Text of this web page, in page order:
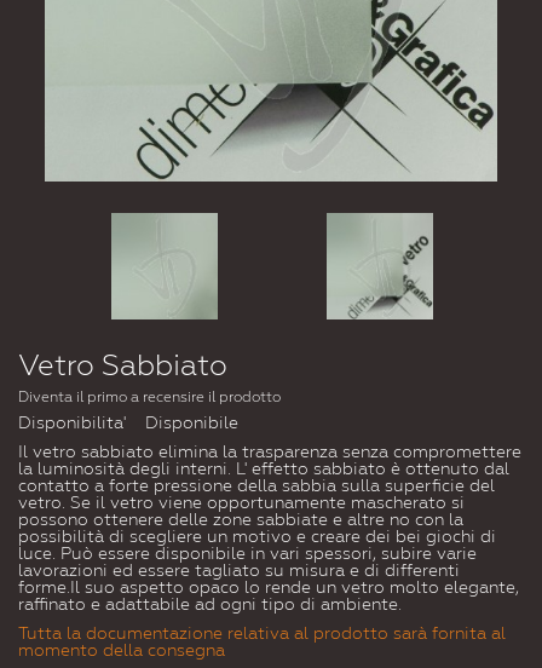
Vetro Sabbiato
Diventa il primo a recensire il prodotto
Disponibilita'
Disponibile
Il vetro sabbiato elimina la trasparenza senza compromettere
la luminosità degli interni. L' effetto sabbiato è ottenuto dal
contatto a forte pressione della sabbia sulla superficie del
vetro. Se il vetro viene opportunamente mascherato si
possono ottenere delle zone sabbiate e altre no con la
possibilità di scegliere un motivo e creare dei bei giochi di
luce. Può essere disponibile in vari spessori, subire varie
lavorazioni ed essere tagliato su misura e di differenti
forme.Il suo aspetto opaco lo rende un vetro molto elegante,
raffinato e adattabile ad ogni tipo di ambiente.
Tutta la documentazione relativa al prodotto sarà fornita al
momento della consegna